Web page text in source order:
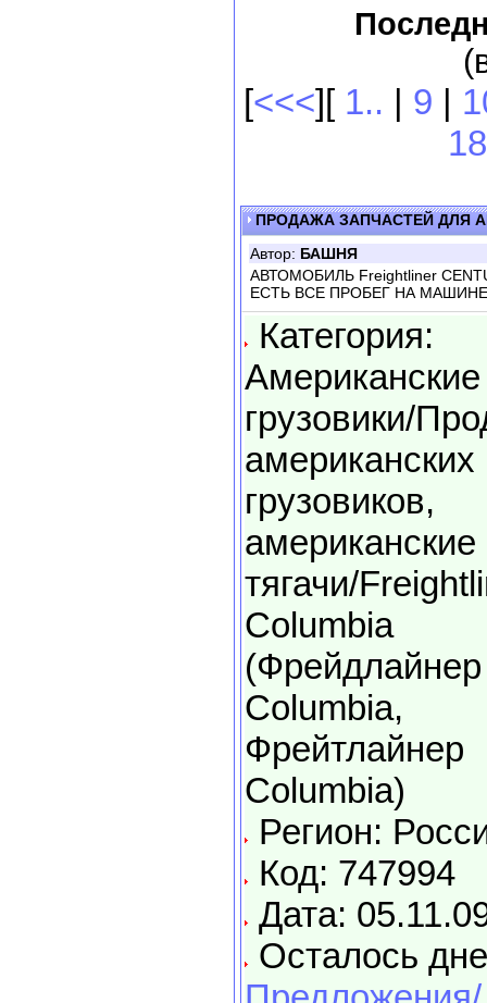
[<<<][ 1.. | 9 |
18
ПРОДАЖА ЗАПЧАСТЕЙ ДЛЯ
Автор: БАШНЯ
АВТОМОБИЛЬ Freightliner
ЕСТЬ ВСЕ ПРОБЕГ НА
Категория:
Американские
грузовики/
американских
грузовиков,
американские
тягачи/
Columbia
(Фрейдлайнер
Columbia,
Фрейтлайнер
Columbia)
Регион:
Код: 747994
Дата:
Осталось